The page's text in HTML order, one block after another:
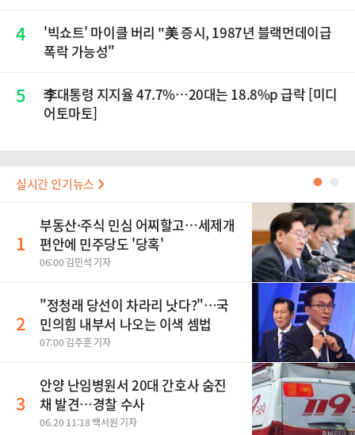
4
'빅쇼트' 마이클 버리 "美 증시, 1987년 블랙먼데이급
폭락 가능성"
5
李대통령 지지율 47.7%…20대는 18.8%p 급락 [미디
어토마토]
실시간 인기뉴스 ●
1
부동산·주식 민심 어찌할고…세제개
편안에 민주당도 '당혹'
06:00 김민석 기자
2
​"정청래 당선이 차라리 낫다?"…국
민의힘 내부서 나오는 이색 셈법
07:00 김주훈 기자
3
안양 난임병원서 20대 간호사 숨진
채 발견…경찰 수사
06.20 11:18 백서원 기자